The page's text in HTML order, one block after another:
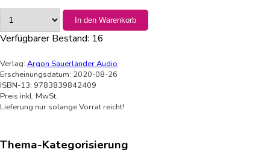
In den Warenkorb
Verfügbarer Bestand: 16
Verlag: Argon Sauerländer Audio
Erscheinungsdatum: 2020-08-26
ISBN-13: 9783839842409
Preis inkl. MwSt.
Lieferung nur solange Vorrat reicht!
Thema-Kategorisierung